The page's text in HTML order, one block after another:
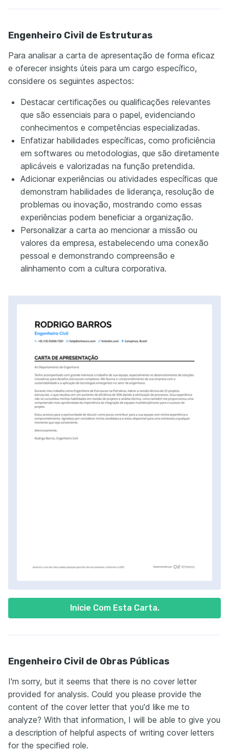
Inicie Com Esta Carta.
Engenheiro Civil de Estruturas
Para analisar a carta de apresentação de forma eficaz
e oferecer insights úteis para um cargo específico,
considere os seguintes aspectos:
Destacar certificações ou qualificações relevantes
que são essenciais para o papel, evidenciando
conhecimentos e competências especializadas.
Enfatizar habilidades específicas, como proficiência
em softwares ou metodologias, que são diretamente
aplicáveis e valorizadas na função pretendida.
Adicionar experiências ou atividades específicas que
demonstram habilidades de liderança, resolução de
problemas ou inovação, mostrando como essas
experiências podem beneficiar a organização.
Personalizar a carta ao mencionar a missão ou
valores da empresa, estabelecendo uma conexão
pessoal e demonstrando compreensão e
alinhamento com a cultura corporativa.
Engenheiro Civil de Obras Públicas
I'm sorry, but it seems that there is no cover letter
provided for analysis. Could you please provide the
content of the cover letter that you'd like me to
analyze? With that information, I will be able to give you
a description of helpful aspects of writing cover letters
for the specified role.